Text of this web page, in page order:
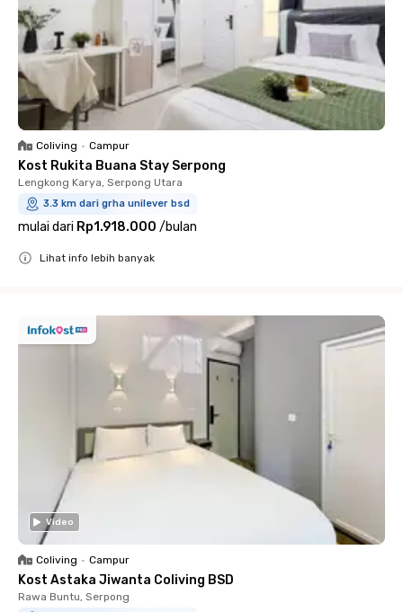
Coliving • Campur
Kost Rukita Buana Stay Serpong
Lengkong Karya, Serpong Utara
3.3 km dari grha unilever bsd
mulai dari Rp1.918.000 /bulan
Lihat info lebih banyak
Video
Coliving • Campur
Kost Astaka Jiwanta Coliving BSD
Rawa Buntu, Serpong